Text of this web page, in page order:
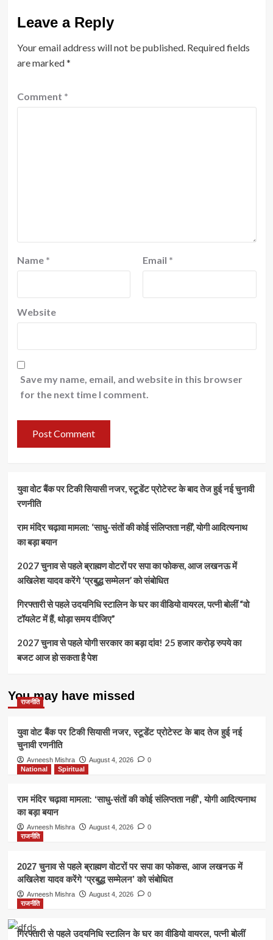
Leave a Reply
Your email address will not be published. Required fields
are marked*
Comment *
Name * Email *
Website
Save my name, email, and website in this browser
for the next time I comment.
युवा वोट बैंक पर टिकी सियासी नजर, स्टूडेंट प्रोटेस्ट के बाद तेज हुई नई चुनावी
रणनीति
राम मंदिर चढ़ावा मामला: ‘साधु-संतों की कोई संलिप्तता नहीं’, योगी आदित्यनाथ
का बड़ा बयान
2027 चुनाव से पहले ब्राह्मण वोटरों पर सपा का फोकस, आज लखनऊ में
अखिलेश यादव करेंगे ‘प्रबुद्ध सम्मेलन’ को संबोधित
गिरफ्तारी से पहले उदयनिधि स्टालिन के घर का वीडियो वायरल, पत्नी बोलीं “वो
टॉयलेट में हैं, थोड़ा समय दीजिए”
2027 चुनाव से पहले योगी सरकार का बड़ा दांव! 25 हजार करोड़ रुपये का
बजट आज हो सकता है पेश
You may have missed
राजनीति
युवा वोट बैंक पर टिकी सियासी नजर, स्टूडेंट प्रोटेस्ट के बाद तेज हुई नई
चुनावी रणनीति
Avneesh Mishra August 4, 2026
0
National
Spiritual
राम मंदिर चढ़ावा मामला: ‘साधु-संतों की कोई संलिप्तता नहीं’, योगी आदित्यनाथ
का बड़ा बयान
Avneesh Mishra August 4, 2026
0
राजनीति
2027 चुनाव से पहले ब्राह्मण वोटरों पर सपा का फोकस, आज लखनऊ में
अखिलेश यादव करेंगे ‘प्रबुद्ध सम्मेलन’ को संबोधित
Avneesh Mishra August 4, 2026
0
राजनीति
गिरफ्तारी से पहले उदयनिधि स्टालिन के घर का वीडियो वायरल, पत्नी बोलीं